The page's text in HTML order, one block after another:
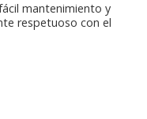
mantenimiento y
respetuoso con el